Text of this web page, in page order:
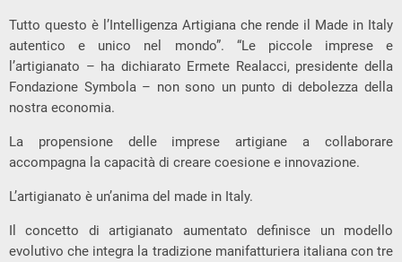
Tutto questo è l’Intelligenza Artigiana che rende il Made in Italy
autentico e unico nel mondo”. “Le piccole imprese e
l’artigianato – ha dichiarato Ermete Realacci, presidente della
Fondazione Symbola – non sono un punto di debolezza della
nostra economia.
La propensione delle imprese artigiane a collaborare
accompagna la capacità di creare coesione e innovazione.
L’artigianato è un’anima del made in Italy.
Il concetto di artigianato aumentato definisce un modello
evolutivo che integra la tradizione manifatturiera italiana con tre